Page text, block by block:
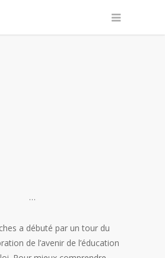
…
a débuté par un tour du
de l’avenir de l’éducation